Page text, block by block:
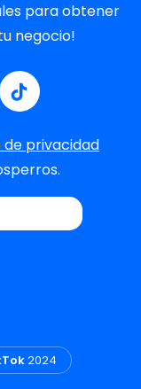
para obtener
negocio!
de privacidad
2024